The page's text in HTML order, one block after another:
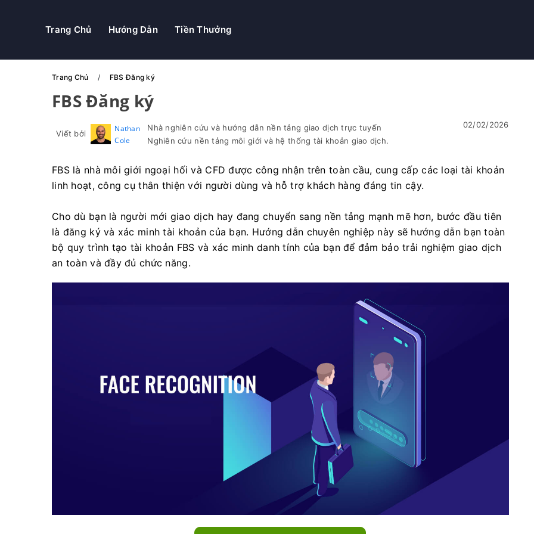
Trang Chủ Hướng Dẫn Tiền Thưởng
Trang Chủ FBS Đăng ký
FBS Đăng ký
Viết bởi
Nathan
Cole
Nhà nghiên cứu và hướng dẫn nền tảng giao dịch trực tuyến
Nghiên cứu nền tảng môi giới và hệ thống tài khoản giao dịch.
02/02/2026
FBS là nhà môi giới ngoại hối và CFD được công nhận trên toàn cầu, cung cấp các loại tài khoản
linh hoạt, công cụ thân thiện với người dùng và hỗ trợ khách hàng đáng tin cậy.
Cho dù bạn là người mới giao dịch hay đang chuyển sang nền tảng mạnh mẽ hơn, bước đầu tiên
là đăng ký và xác minh tài khoản của bạn. Hướng dẫn chuyên nghiệp này sẽ hướng dẫn bạn toàn
bộ quy trình tạo tài khoản FBS và xác minh danh tính của bạn để đảm bảo trải nghiệm giao dịch
an toàn và đầy đủ chức năng.